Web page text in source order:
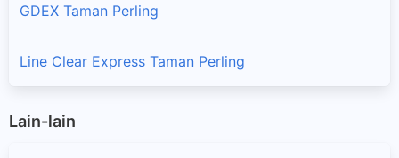
GDEX Taman Perling
Line Clear Express Taman Perling
Lain-lain